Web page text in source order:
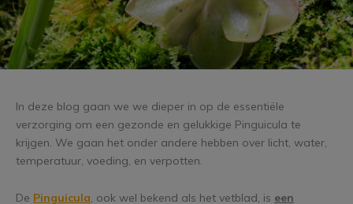
In deze blog gaan we we dieper in op de essentiële
verzorging om een gezonde en gelukkige Pinguicula te
krijgen. We gaan het onder andere hebben over licht, water,
temperatuur, voeding, en verpotten.
De Pinguicula, ook wel bekend als het vetblad, is een